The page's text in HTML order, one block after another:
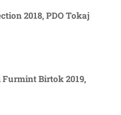
2018, PDO Tokaj
Birtok 2019,